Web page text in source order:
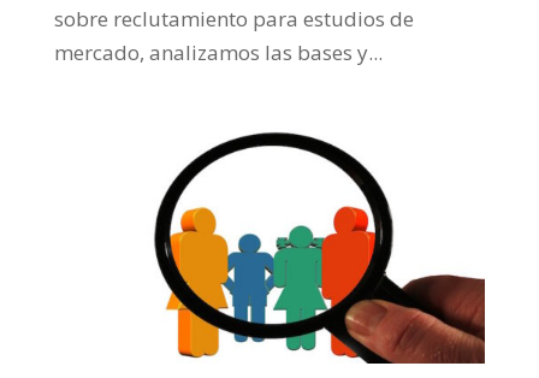
sobre reclutamiento para estudios de
mercado, analizamos las bases y...